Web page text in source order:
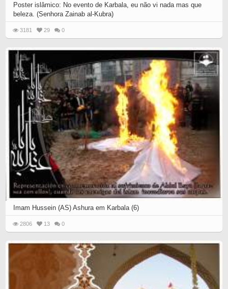
Poster islâmico: No evento de Karbala, eu não vi nada mas que
beleza. (Senhora Zainab al-Kubra)
3181 29 0
Imam Hussein (AS) Ashura em Karbala (6)
2806 13 0